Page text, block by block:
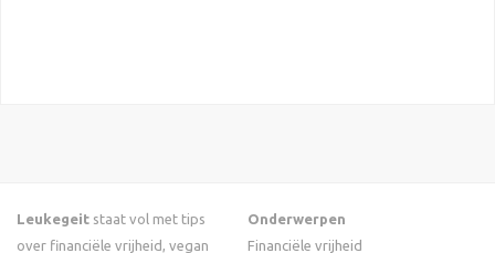
Leukegeit staat vol met tips
over financiële vrijheid, vegan
Onderwerpen
Financiële vrijheid